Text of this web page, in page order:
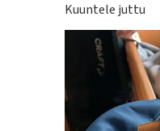
Kuuntele juttu